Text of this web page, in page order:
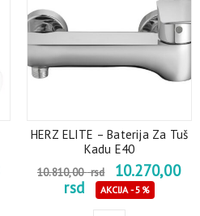
HERZ ELITE – Baterija Za Tuš
Kadu E40
10.810,00rsd
10.270,00
rsd
AKCIJA - 5%